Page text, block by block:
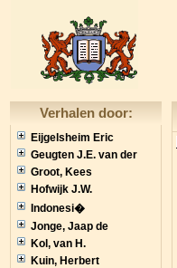
Verhalen door:
Eijgelsheim Eric
Geugten J.E. van der
Groot, Kees
Hofwijk J.W.
Indonesi�
Jonge, Jaap de
Kol, van H.
Kuin, Herbert